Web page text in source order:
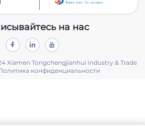
на нас
Xiamen Tongchengjianhui Industry & Trade
конфиденциальности